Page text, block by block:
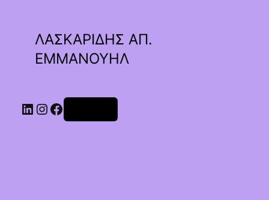
ΛΑΣΚΑΡΙΔΗΣ ΑΠ.
ΕΜΜΑΝΟΥΗΛ
Linkedin
Instagram
Facebook